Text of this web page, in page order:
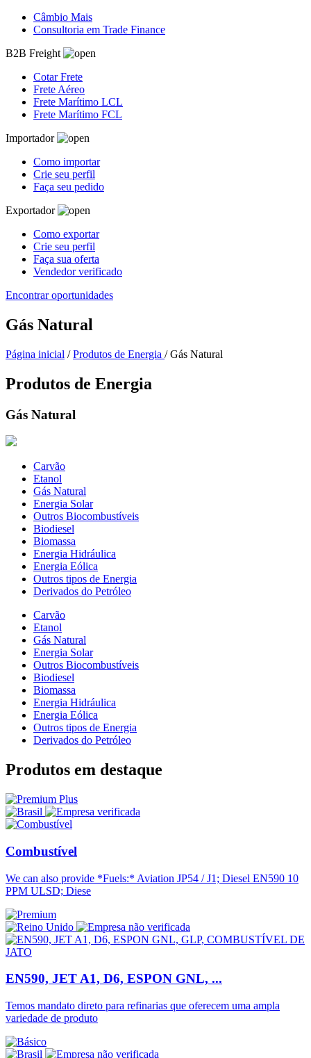
Câmbio Mais
Consultoria em Trade Finance
B2B Freight
Cotar Frete
Frete Aéreo
Frete Marítimo LCL
Frete Marítimo FCL
Importador
Como importar
Crie seu perfil
Faça seu pedido
Exportador
Como exportar
Crie seu perfil
Faça sua oferta
Vendedor verificado
Encontrar oportunidades
Gás Natural
Página inicial /Produtos de Energia / Gás Natural
Produtos de Energia
Gás Natural
Carvão
Etanol
Gás Natural
Energia Solar
Outros Biocombustíveis
Biodiesel
Biomassa
Energia Hidráulica
Energia Eólica
Outros tipos de Energia
Derivados do Petróleo
Carvão
Etanol
Gás Natural
Energia Solar
Outros Biocombustíveis
Biodiesel
Biomassa
Energia Hidráulica
Energia Eólica
Outros tipos de Energia
Derivados do Petróleo
Produtos em destaque
Combustível
We can also provide *Fuels:* Aviation JP54 / J1; Diesel EN590 10
PPM ULSD; Diese
EN590, JET A1, D6, ESPON GNL, ...
Temos mandato direto para refinarias que oferecem uma ampla
variedade de produto